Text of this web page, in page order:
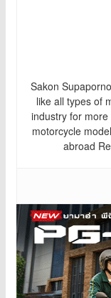
Sakon
like all types of
industry for
motorcycle
abroad